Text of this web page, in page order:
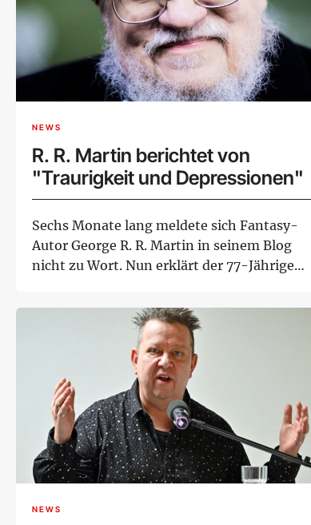
NEWS
R. R. Martin berichtet von
"Traurigkeit und Depressionen"
Sechs Monate lang meldete sich Fantasy-
Autor George R. R. Martin in seinem Blog
nicht zu Wort. Nun erklärt der 77-Jährige
NEWS